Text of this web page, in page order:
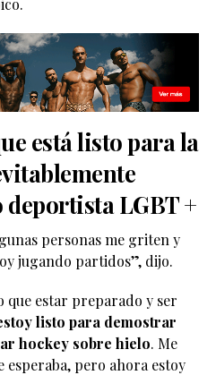
está listo para la
LGBT +
personas me griten y
jugando partidos”, dijo.
que estar preparado y ser
listo para demostrar
hockey sobre hielo. Me
esperaba, pero ahora estoy